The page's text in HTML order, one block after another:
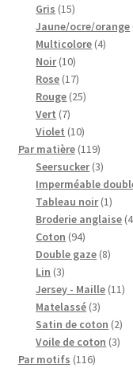
produits
Gris 1515
produits
Jaune/ocre/orange
Multicolore 44
Noir 1010
produits
Rose 1717
produits
Rouge 2525
Vert 77
produits
Violet 1010
produits
Par matière 119119
produits
Seersucker 33
Imperméable
Tableau noir 11
Broderie anglaise 4
Coton 9494
produits
Double gaze 88
Lin 33
produits
Jersey - Maille 1111
Matelassé 33
produits
Satin de coton 22
Voile de coton 33
Par motifs 116116